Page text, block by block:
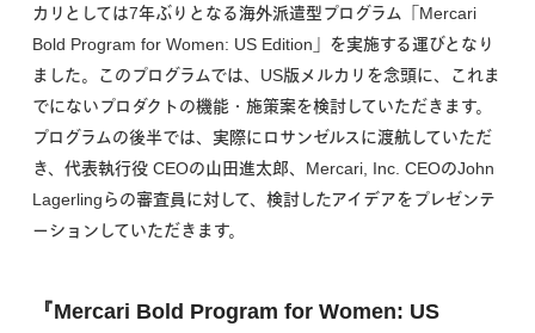
カリとしては7年ぶりとなる海外派遣型プログラム「Mercari
Bold Program for Women: US Edition」を実施する運びとなり
ました。このプログラムでは、US版メルカリを念頭に、これま
でにないプロダクトの機能・施策案を検討していただきます。
プログラムの後半では、実際にロサンゼルスに渡航していただ
き、代表執行役 CEOの山田進太郎、Mercari, Inc. CEOのJohn
Lagerlingらの審査員に対して、検討したアイデアをプレゼンテ
ーションしていただきます。
『Mercari Bold Program for Women: US